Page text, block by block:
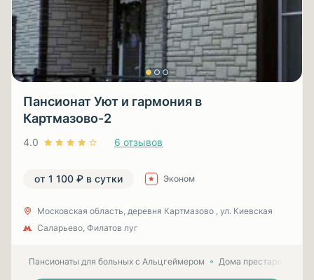
Пансионат Уют и гармония в
Картмазово-2
4.0 6 отзывов
от 1 100 ₽ в сутки Эконом
Московская область, деревня Картмазово , ул. Киевская
Саларьево, Филатов луг
Пансионаты для больных с Альцгеймером Дома престарелых